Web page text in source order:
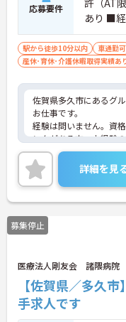
応募要件
許（AT
あり ■
駅から徒歩10分以内 車通勤可
産休･育休･介護休暇取得実績あ
佐賀県多久市にあるグ
お仕事です。
経験は問いません。資
ンクがある方、未経験
日勤帯のみのお仕事で
も働きやすい勤務時間
育児休業や介護休業の
イフステージに応じて
ができます。
最寄駅より徒歩圏内に
能と通勤も便利です☆
詳細を見
募集停止
医療法人剛友会 諸隈病院
【佐賀県／多久
手求人です